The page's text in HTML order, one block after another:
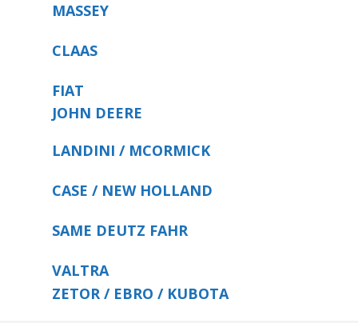
MASSEY
CLAAS
FIAT
JOHN DEERE
LANDINI / MCORMICK
CASE / NEW HOLLAND
SAME DEUTZ FAHR
VALTRA
ZETOR / EBRO / KUBOTA